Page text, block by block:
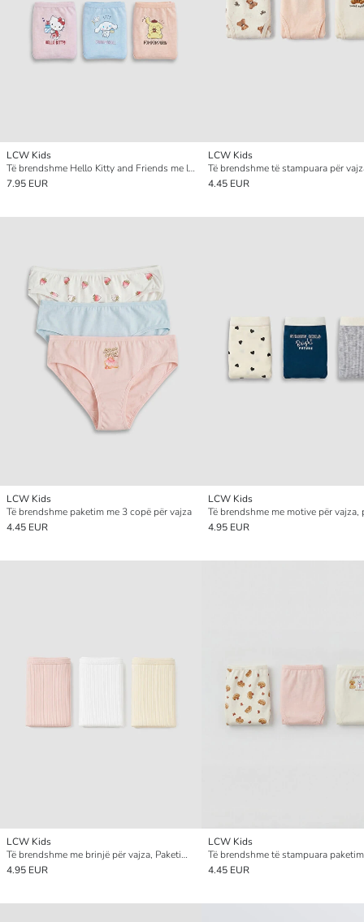
LCW Kids
Të brendshme Hello Kitty and Friends me licencë për vajza, paketim me 5 copë
7.95 EUR
LCW Kids
4.45 EUR
LCW Kids
Të brendshme paketim me 3 copë për vajza
4.45 EUR
LCW Kids
4.95 EUR
LCW Kids
Të brendshme me brinjë për vajza, Paketim me 3 copë
4.95 EUR
LCW Kids
4.45 EUR